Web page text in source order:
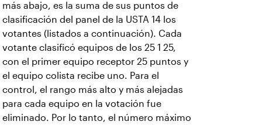
más abajo, es la suma de sus puntos de
clasificación del panel de la USTA 14 los
votantes (listados a continuación). Cada
votante clasificó equipos de los 25 1 25,
con el primer equipo receptor 25 puntos y
el equipo colista recibe uno. Para el
control, el rango más alto y más alejadas
para cada equipo en la votación fue
eliminado. Por lo tanto, el número máximo